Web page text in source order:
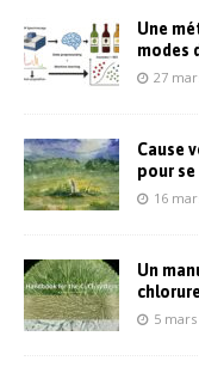
Une
modes
27
Cause
pour
16
Un
5 mars